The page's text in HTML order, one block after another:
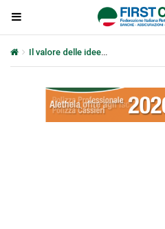
Il valore delle idee